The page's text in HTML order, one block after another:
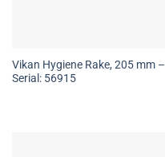
Vikan Hygiene Rake, 205 mm –
Serial: 56915